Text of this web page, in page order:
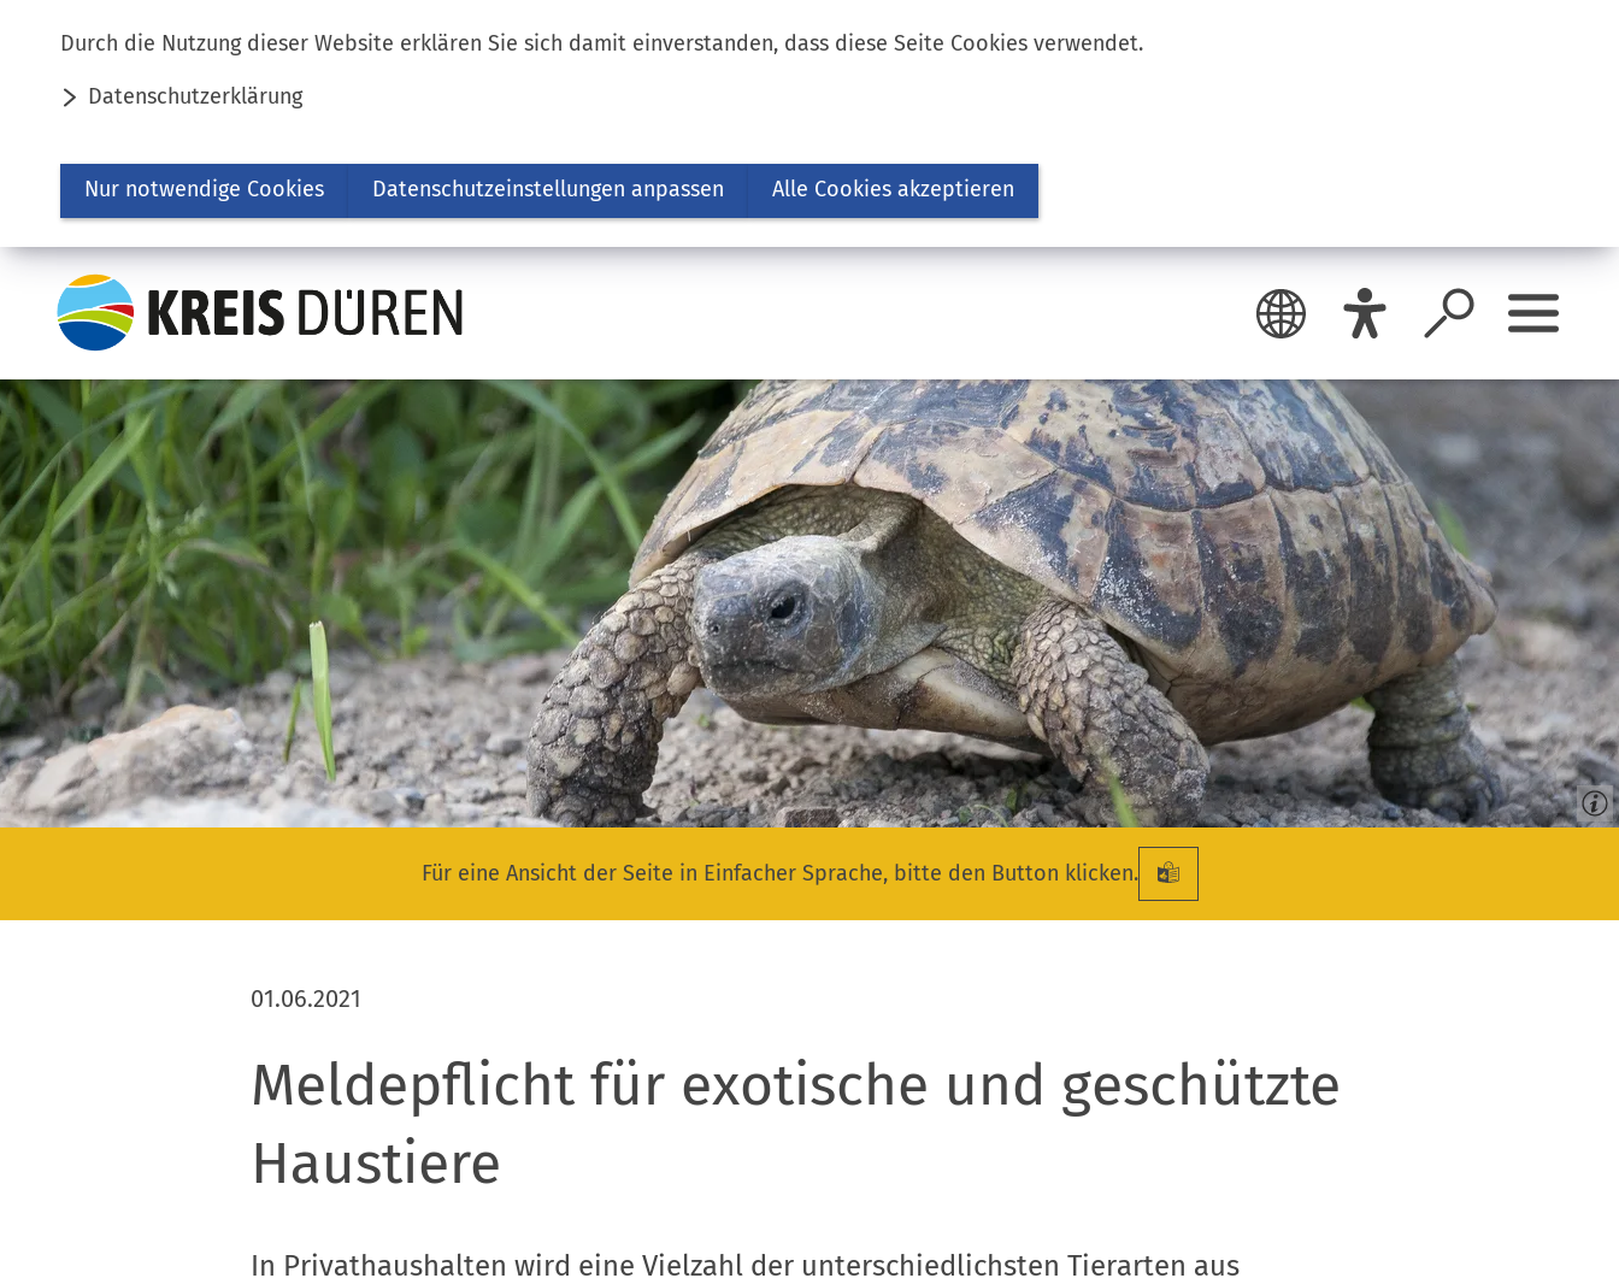
Durch die Nutzung dieser Website erklären Sie sich damit einverstanden, dass diese Seite Cookies verwendet.
Datenschutzerklärung
Nur notwendige Cookies Datenschutzeinstellungen anpassen Alle Cookies akzeptieren
Inhalt anspringen
Für eine Ansicht der Seite in Einfacher Sprache, bitte den Button klicken.
01.06.2021
Meldepflicht für exotische und geschützte
Haustiere
In Privathaushalten wird eine Vielzahl der unterschiedlichsten Tierarten aus